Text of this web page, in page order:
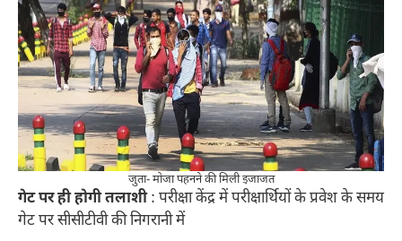
जुता- मोजा पहनने की मिली इजाजत
गेट पर ही होगी तलाशी: परीक्षा केंद्र में परीक्षार्थियों के प्रवेश के समय
गेट पर सीसीटीवी की निगरानी में